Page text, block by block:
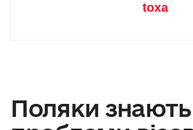
toxa
Поляки